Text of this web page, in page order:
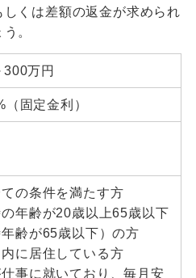
くは差額の返金が求められ
。
万円
固定金利）
ての条件を満たす方
の年齢が20歳以上65歳以下
年齢が65歳以下）の方
内に居住している方
仕事に就いており、毎月安